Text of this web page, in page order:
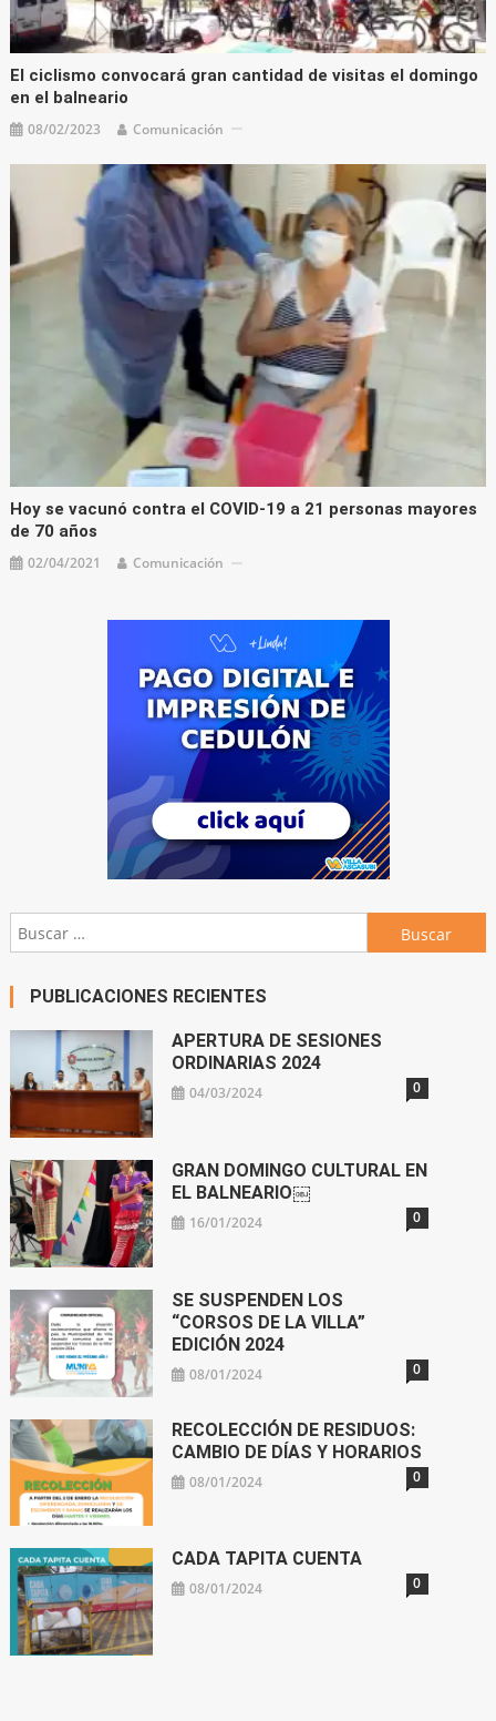
El ciclismo convocará gran cantidad de visitas el domingo
en el balneario
08/02/2023 Comunicación
Hoy se vacunó contra el COVID-19 a 21 personas mayores
de 70 años
02/04/2021 Comunicación
Buscar:
PUBLICACIONES RECIENTES
APERTURA DE SESIONES
ORDINARIAS 2024
04/03/2024 0
GRAN DOMINGO CULTURAL EN
EL BALNEARIO￼
16/01/2024 0
SE SUSPENDEN LOS
“CORSOS DE LA VILLA”
EDICIÓN 2024
08/01/2024 0
RECOLECCIÓN DE RESIDUOS:
CAMBIO DE DÍAS Y HORARIOS
08/01/2024 0
CADA TAPITA CUENTA
08/01/2024 0